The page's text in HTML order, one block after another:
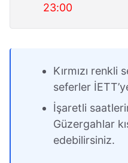
23:00
Kırmızı renkli
seferler
İşaretli
Güzergahlar
edebilirsiniz.